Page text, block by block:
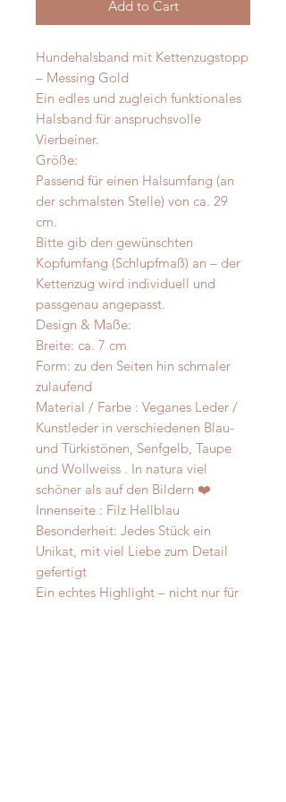
Add to Cart
Hundehalsband mit Kettenzugstopp
– Messing Gold
Ein edles und zugleich funktionales
Halsband für anspruchsvolle
Vierbeiner.
Größe:
Passend für einen Halsumfang (an
der schmalsten Stelle) von ca. 29
cm.
Bitte gib den gewünschten
Kopfumfang (Schlupfmaß) an – der
Kettenzug wird individuell und
passgenau angepasst.
Design & Maße:
Breite: ca. 7 cm
Form: zu den Seiten hin schmaler
zulaufend
Material / Farbe : Veganes Leder /
Kunstleder in verschiedenen Blau-
und Türkistönen, Senfgelb, Taupe
und Wollweiss . In natura viel
schöner als auf den Bildern ❤️
Innenseite : Filz Hellblau
Besonderheit: Jedes Stück ein
Unikat, mit viel Liebe zum Detail
gefertigt
Ein echtes Highlight – nicht nur für